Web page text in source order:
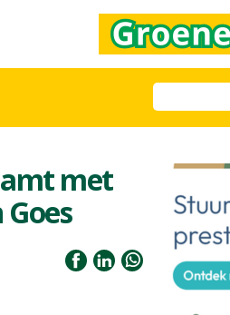
met